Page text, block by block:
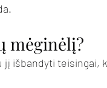
mėginėlį?
jį išbandyti teisingai,